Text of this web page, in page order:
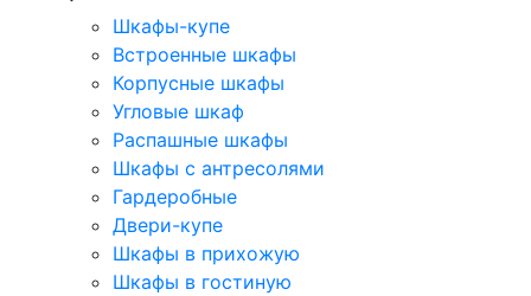
Шкафы-купе
Встроенные шкафы
Корпусные шкафы
Угловые шкаф
Распашные шкафы
Шкафы с антресолями
Гардеробные
Двери-купе
Шкафы в прихожую
Шкафы в гостиную